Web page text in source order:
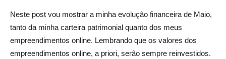
Neste post vou mostrar a minha evolução financeira de Maio,
tanto da minha carteira patrimonial quanto dos meus
empreendimentos online. Lembrando que os valores dos
empreendimentos online, a priori, serão sempre reinvestidos.